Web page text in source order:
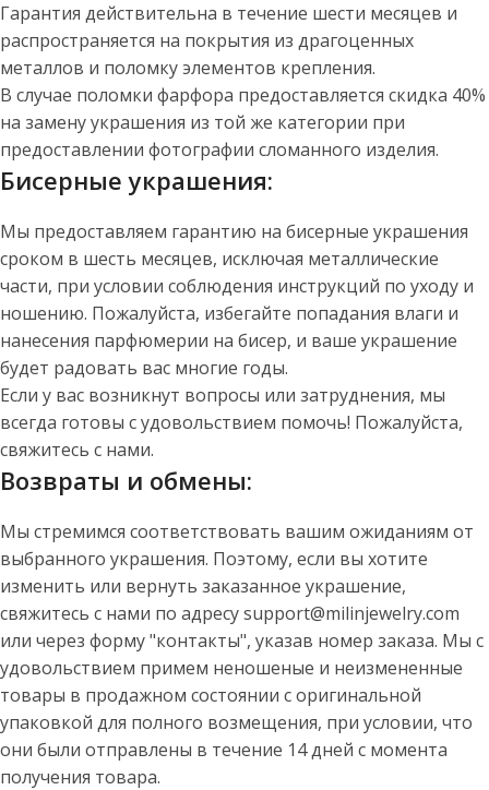
Гарантия действительна в течение шести месяцев и
распространяется на покрытия из драгоценных
металлов и поломку элементов крепления.
В случае поломки фарфора предоставляется скидка 40%
на замену украшения из той же категории при
предоставлении фотографии сломанного изделия.
Бисерные украшения:
Мы предоставляем гарантию на бисерные украшения
сроком в шесть месяцев, исключая металлические
части, при условии соблюдения инструкций по уходу и
ношению. Пожалуйста, избегайте попадания влаги и
нанесения парфюмерии на бисер, и ваше украшение
будет радовать вас многие годы.
Если у вас возникнут вопросы или затруднения, мы
всегда готовы с удовольствием помочь! Пожалуйста,
свяжитесь с нами.
Возвраты и обмены:
Мы стремимся соответствовать вашим ожиданиям от
выбранного украшения. Поэтому, если вы хотите
изменить или вернуть заказанное украшение,
свяжитесь с нами по адресу support@milinjewelry.com
или через форму "контакты", указав номер заказа. Мы с
удовольствием примем неношеные и неизмененные
товары в продажном состоянии с оригинальной
упаковкой для полного возмещения, при условии, что
они были отправлены в течение 14 дней с момента
получения товара.